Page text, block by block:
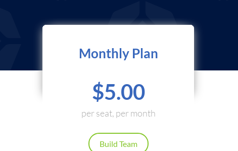
Monthly Plan
$5.00
per seat, per month
Build Team